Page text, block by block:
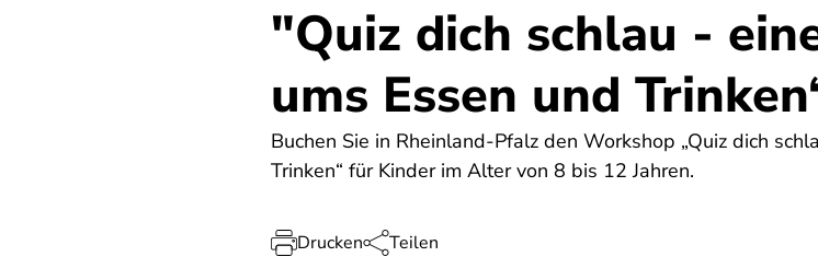
"Quiz dich schlau -
ums Essen und
Buchen Sie in Rheinland-Pfalz den Workshop „Quiz dich
Trinken“ für Kinder im Alter von 8 bis 12 Jahren.
Drucken Teilen